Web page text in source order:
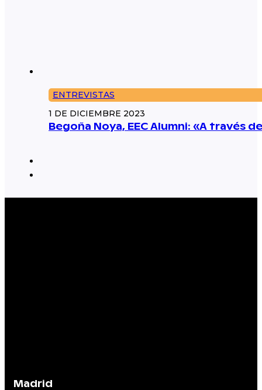
ENTREVISTAS
1 DE DICIEMBRE 2023
Begoña Noya, EEC Alumni: «A través
Madrid